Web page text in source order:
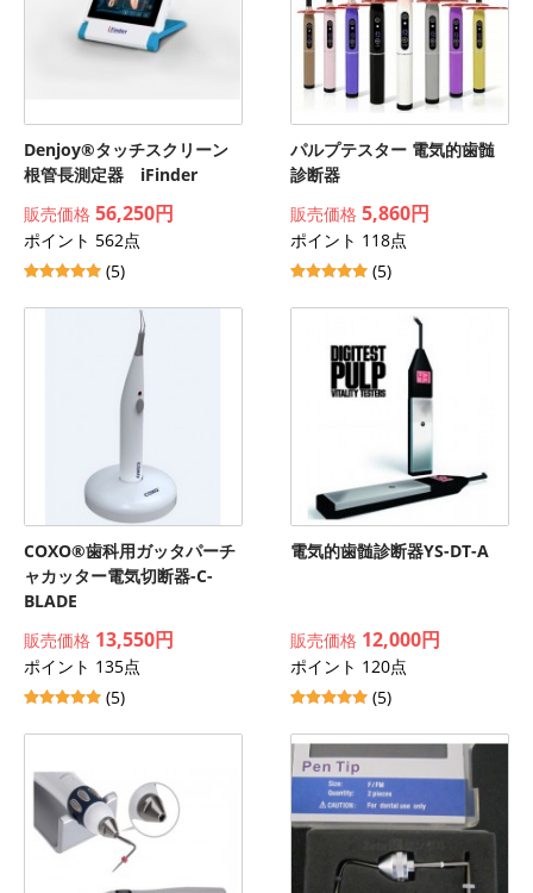
Denjoy®タッチスクリーン
根管長測定器 iFinder
販売価格 56,250円
ポイント 562点
(5)
パルプテスター 電気的歯髄
診断器
販売価格 5,860円
ポイント 118点
(5)
COXO®歯科用ガッタパーチ
ャカッター電気切断器-C-
BLADE
販売価格 13,550円
ポイント 135点
(5)
電気的歯髄診断器YS-DT-A
販売価格 12,000円
ポイント 120点
(5)